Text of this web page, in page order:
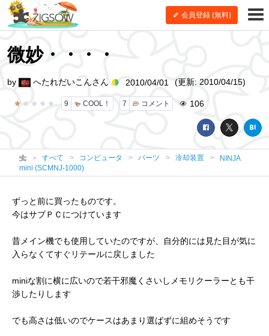
会員登録 (無料)
微妙・・・・
9 COOL！ 7 コメント 106
by へたれだいこんさん 2010/04/01 (更新: 2010/04/15)
すべて コンピュータ パーツ 冷却装置
NINJA
mini (SCMNJ-1000)
ずっと前に買ったものです。
今はサブＰＣにつけています
昔メイン機でも使用していたのですが、自分的には見た目が気に
入らなくてすぐリテールに戻しました
miniな割に横に広いので若干邪魔くさいしメモリクーラーとも干
渉したりします
でも高さは低いのでケースはあまり選ばずに組めそうです